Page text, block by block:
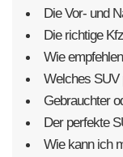
Die Vor- und
Die richtige
Wie
Welches SUV
Gebrauchter
Der perfekte
Wie kann ich